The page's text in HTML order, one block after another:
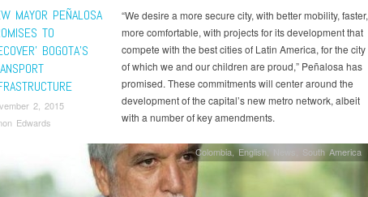
MAYOR PEÑALOSA
TO
BOGOTA’S
2, 2015
Edwards
“We desire a more secure city, with better mobility, faster,
more comfortable, with projects for its development that
compete with the best cities of Latin America, for the city
of which we and our children are proud,” Peñalosa has
promised. These commitments will center around the
development of the capital’s new metro network, albeit
with a number of key amendments.
Colombia,English, South America